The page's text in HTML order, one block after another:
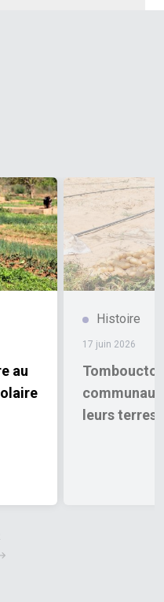
au
Histoire
17 juin 2026
leurs terres